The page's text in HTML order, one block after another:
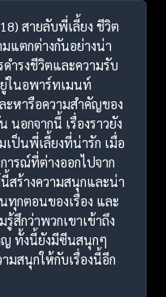
สายลับพี่เลี้ยง ชีวิต
แตกต่างกันอย่างน่า
ำรงชีวิตและความรับ
ในอพาร์ทเมนท์
ะหารือความสำคัญของ
อกจากนี้ เรื่องราวยัง
ป็นพี่เลี้ยงที่น่ารัก เมื่อ
ารณ์ที่ต่างออกไปจาก
สร้างความสนุกและน่า
ทุกตอนของเรื่อง และ
สึกว่าพวกเขาเข้าถึง
ญ ทั้งนี้ยังมีซีนสนุกๆ
มสนุกให้กับเรื่องนี้อีก